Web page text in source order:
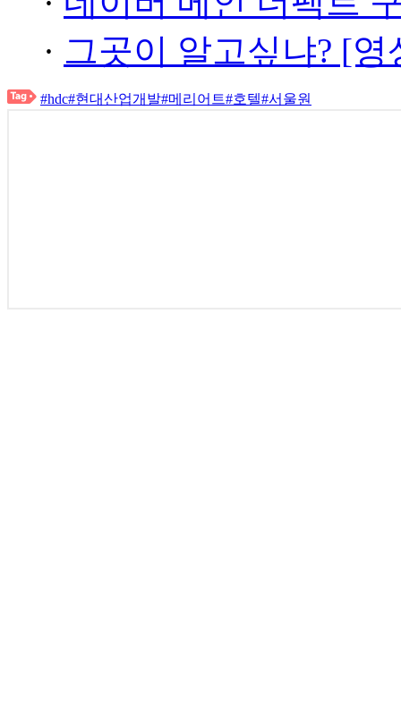
· 그곳이 알고싶냐? [
#hdc#현대산업개발#메리어트#호텔#서울원